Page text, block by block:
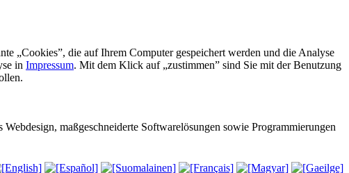
„Cookies”, die auf Ihrem Computer gespeichert werden und die Analyse
in Impressum. Mit dem Klick auf „zustimmen” sind Sie mit der Benutzung
maßgeschneiderte Softwarelösungen sowie Programmierungen